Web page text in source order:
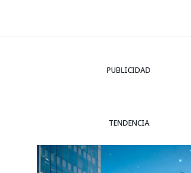
PUBLICIDAD
TENDENCIA